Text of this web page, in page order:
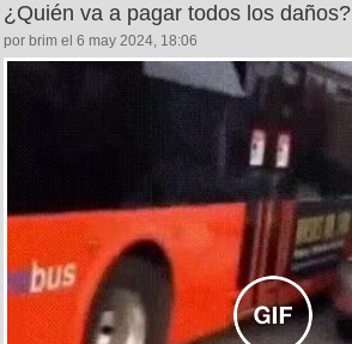
¿Quién va a pagar todos los daños?
por brim el 6 may 2024, 18:06